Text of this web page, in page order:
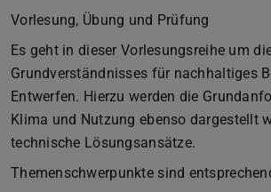
Vorlesung, Übung und Prüfung
Es geht in dieser Vorlesungsreihe um
Grundverständnisses für nachhaltiges
Entwerfen. Hierzu werden die
Klima und Nutzung ebenso dargestellt
technische Lösungsansätze.
Themenschwerpunkte sind